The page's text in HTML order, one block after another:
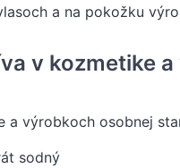
a na pokožku
v kozmetike
a výrobkoch osobnej
sodný